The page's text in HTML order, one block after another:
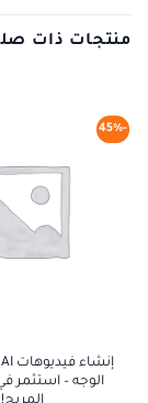
منتجات ذات
-45%
الوجه – استثمر